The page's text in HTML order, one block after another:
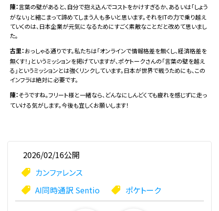
陳：言葉の壁があると、自分で抱え込んでコストをかけすぎるか、あるいは「しょう
がない」と縮こまって諦めてしまう人も多いと思います。それをITの力で乗り越え
ていくのは、日本企業が元気になるためにすごく素敵なことだと改めて思いまし
た。
古里：おっしゃる通りです。私たちは「オンラインで情報格差を無くし、経済格差を
無くす！」というミッションを掲げていますが、ポケトークさんの「言葉の壁を越え
る」というミッションとは強くリンクしています。日本が世界で戦うためにも、この
インフラは絶対に必要です。
陳：そうですね。フリート様と一緒なら、どんなにしんどくても疲れを感じずに走っ
ていける気がします。今後も宜しくお願いします！
2026/02/16公開
AI同時通訳 Sentio ポケトーク
カンファレンス